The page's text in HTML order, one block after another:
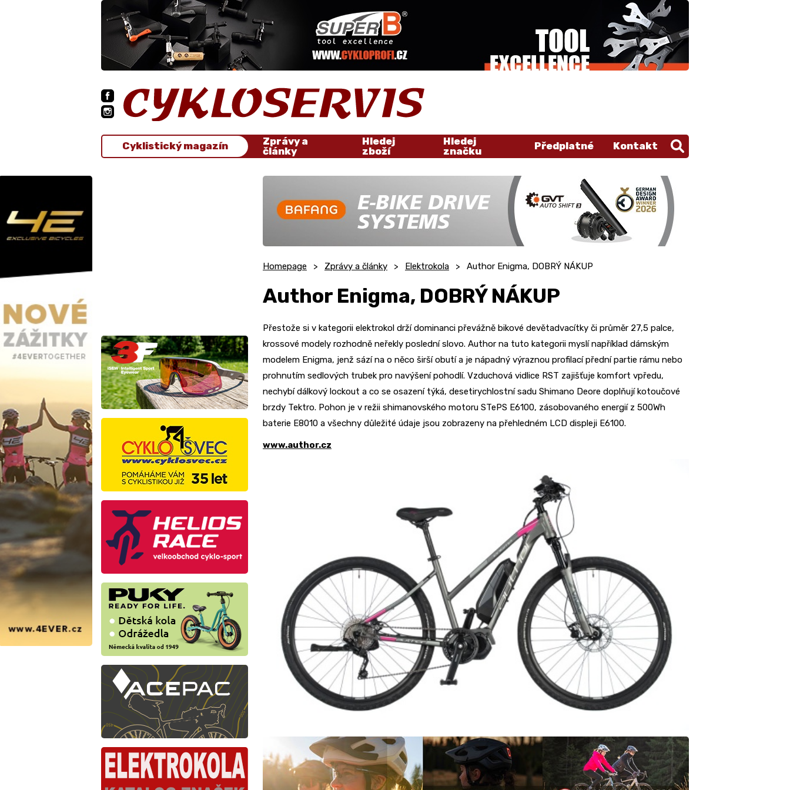
Cyklistický magazín
Zprávy a
články
Hledej
zboží
Hledej
značku
Předplatné Kontakt
Homepage Zprávy a články Elektrokola Author Enigma, DOBRÝ NÁKUP
Author Enigma, DOBRÝ NÁKUP
Přestože si v kategorii elektrokol drží dominanci převážně bikové devětadvacítky či průměr 27,5 palce,
krossové modely rozhodně neřekly poslední slovo. Author na tuto kategorii myslí například dámským
modelem Enigma, jenž sází na o něco širší obutí a je nápadný výraznou profilací přední partie rámu nebo
prohnutím sedlových trubek pro navýšení pohodlí. Vzduchová vidlice RST zajišťuje komfort vpředu,
nechybí dálkový lockout a co se osazení týká, desetirychlostní sadu Shimano Deore doplňují kotoučové
brzdy Tektro. Pohon je v režii shimanovského motoru STePS E6100, zásobovaného energií z 500Wh
baterie E8010 a všechny důležité údaje jsou zobrazeny na přehledném LCD displeji E6100.
www.author.cz